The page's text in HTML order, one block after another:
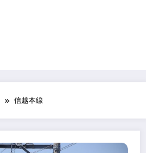
信越本線